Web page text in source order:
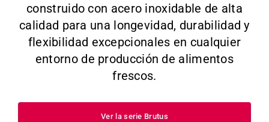
construido con acero inoxidable de alta
calidad para una longevidad, durabilidad y
flexibilidad excepcionales en cualquier
entorno de producción de alimentos
frescos.
Ver la serie Brutus